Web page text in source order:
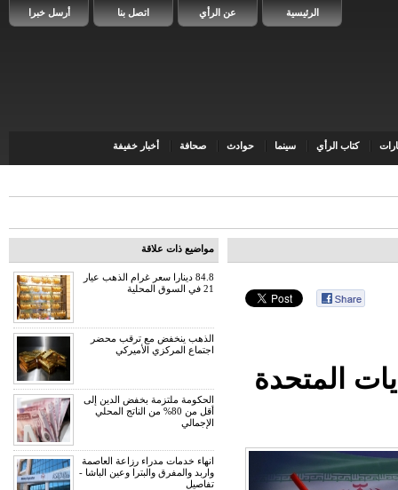
أرسل خبرا اتصل بنا عن الرأي الرئيسية
كتاب الرأي سينما حوادث صحافة أخبار خفيفة
المتحدة
مواضيع ذات علاقة
84.8 دينارا سعر غرام الذهب عيار
21 في السوق المحلية
الذهب ينخفض مع ترقب محضر
اجتماع المركزي الأميركي
الحكومة ملتزمة بخفض الدين إلى
أقل من 80% من الناتج المحلي
الإجمالي
انهاء خدمات مدراء رزاعة العاصمة
واربد والمفرق والبترا وعين الباشا -
تفاصيل